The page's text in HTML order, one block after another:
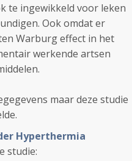
te ingewikkeld voor leken
Ook omdat er
Warburg effect in het
werkende artsen
maar deze studie
Hyperthermia
studie: